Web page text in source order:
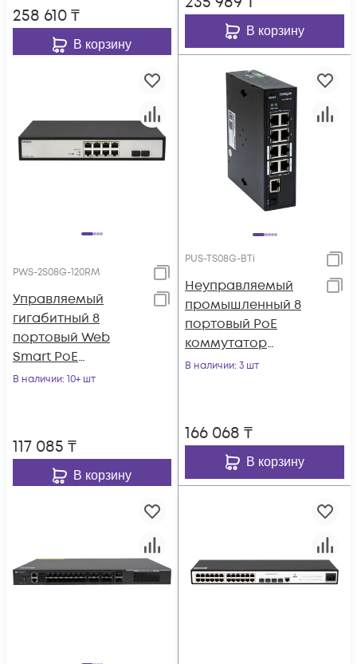
258 610₸
В корзину
В корзину
PWS-2S08G-120RM
Управляемый
гигабитный 8
портовый Web
Smart PoE
коммутатор
В наличии: 10+ шт
117 085 ₸
В корзину
PUS-TS08G-BTi
Неуправляемый
промышленный 8
портовый PoE
коммутатор
POWERTONE PUS-
В наличии: 3 шт
166 068 ₸
В корзину